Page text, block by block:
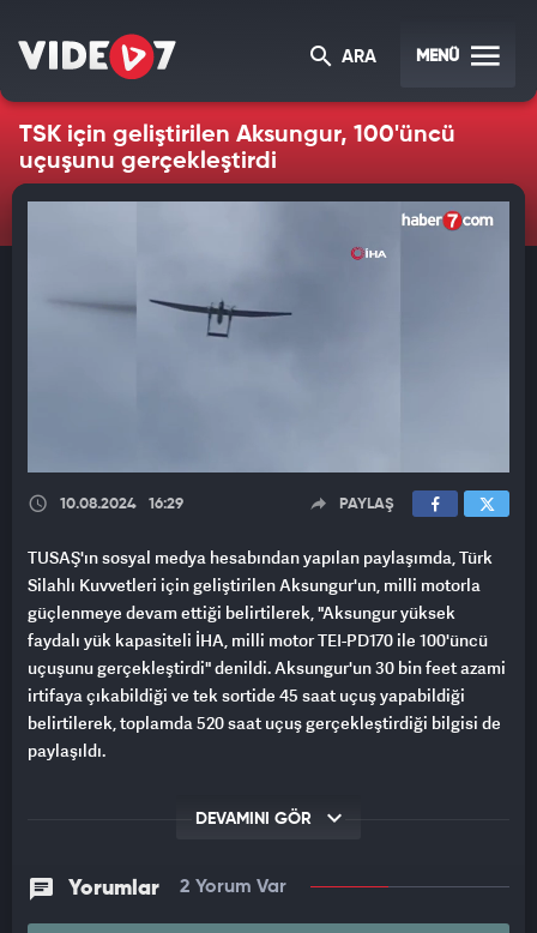
ARA MENÜ
TSK için geliştirilen Aksungur, 100'üncü
uçuşunu gerçekleştirdi
10.08.2024 16:29 PAYLAŞ
TUSAŞ'ın sosyal medya hesabından yapılan paylaşımda, Türk
Silahlı Kuvvetleri için geliştirilen Aksungur'un, milli motorla
güçlenmeye devam ettiği belirtilerek, "Aksungur yüksek
faydalı yük kapasiteli İHA, milli motor TEI-PD170 ile 100'üncü
uçuşunu gerçekleştirdi" denildi. Aksungur'un 30 bin feet azami
irtifaya çıkabildiği ve tek sortide 45 saat uçuş yapabildiği
belirtilerek, toplamda 520 saat uçuş gerçekleştirdiği bilgisi de
paylaşıldı.
keşif ve taarruz görevi gerçekleştirebilen Aksungur, 750
DEVAMINI GÖR
Yorumlar 2 Yorum Var